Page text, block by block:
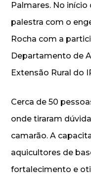
Palmares. No
palestra com o
Rocha com a
Departamento de
Extensão Rural do
Cerca de 50
onde tiraram
camarão. A
aquicultores de
fortalecimento e